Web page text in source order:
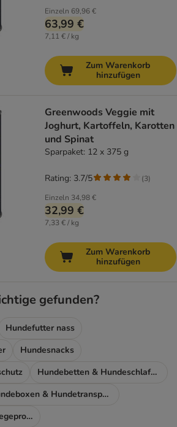
Einzeln 69,96 €
63,99 €
7,11 € / kg
Zum Warenkorb
hinzufügen
Greenwoods Veggie mit
Joghurt, Kartoffeln, Karotten
und Spinat
Sparpaket: 12 x 375 g
Einzeln 34,98 €
32,99 €
7,33 € / kg
Rating: 3.7/5 (3)
Zum Warenkorb
hinzufügen
gefunden?
Hundefutter nass
Hundesnacks
Hundebetten & Hundeschlafplatz
Hundeboxen & Hundetransport
Fellpflege & Hundepflegeprodukte